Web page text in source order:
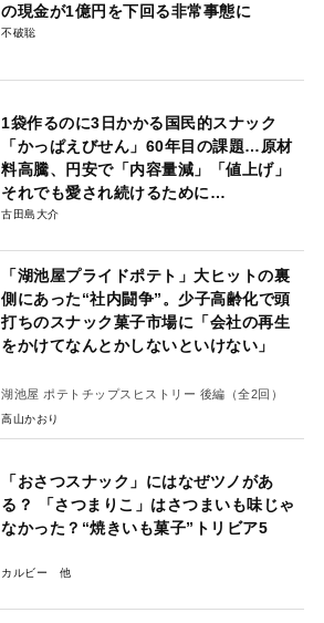
の現金が1億円を下回る非常事態に
不破聡
1袋作るのに3日かかる国民的スナック
「かっぱえびせん」60年目の課題…原材
料高騰、円安で「内容量減」「値上げ」
それでも愛され続けるために…
古田島大介
「湖池屋プライドポテト」大ヒットの裏
側にあった“社内闘争”。少子高齢化で頭
打ちのスナック菓子市場に「会社の再生
をかけてなんとかしないといけない」
湖池屋 ポテトチップスヒストリー 後編（全2回）
高山かおり
「おさつスナック」にはなぜツノがあ
る？ 「さつまりこ」はさつまいも味じゃ
なかった？“焼きいも菓子”トリビア5
カルビー